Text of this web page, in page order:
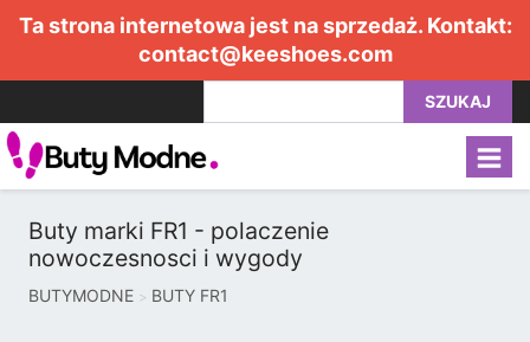
Ta strona internetowa jest na sprzedaż. Kontakt:
contact@keeshoes.com
SZUKAJ
Buty marki FR1 - polaczenie
nowoczesnosci i wygody
BUTYMODNE BUTY FR1